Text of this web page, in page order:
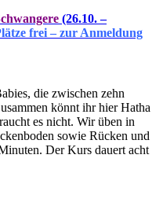
(26.10. –
frei – zur Anmeldung
die zwischen zehn
könnt ihr hier Hatha
es nicht. Wir üben in
sowie Rücken und
Der Kurs dauert acht